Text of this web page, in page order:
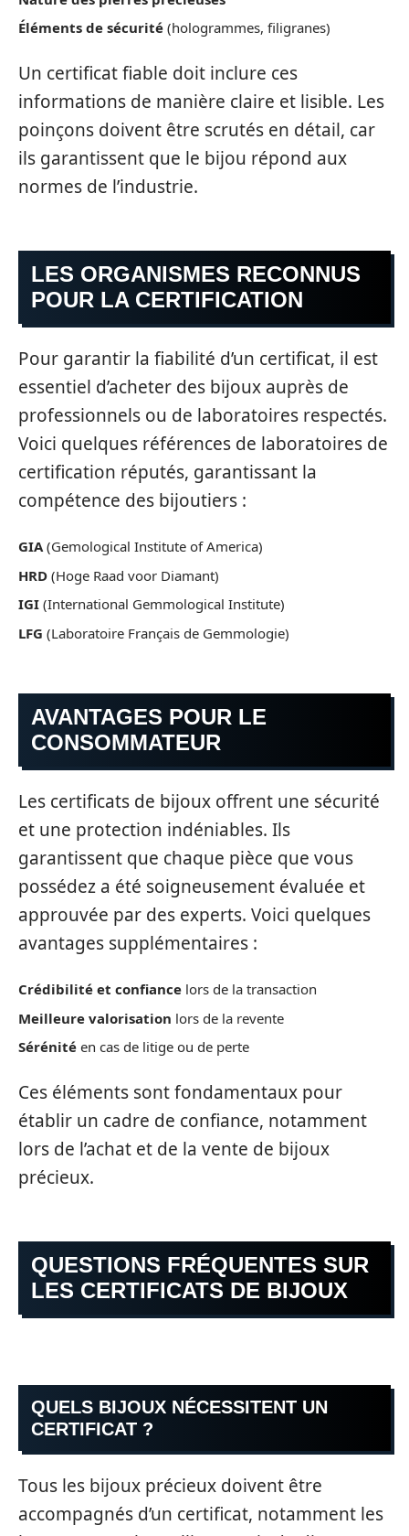
Éléments de sécurité (hologrammes, filigranes)
Un certificat fiable doit inclure ces
informations de manière claire et lisible. Les
poinçons doivent être scrutés en détail, car
ils garantissent que le bijou répond aux
normes de l’industrie.
LES ORGANISMES RECONNUS
POUR LA CERTIFICATION
Pour garantir la fiabilité d’un certificat, il est
essentiel d’acheter des bijoux auprès de
professionnels ou de laboratoires respectés.
Voici quelques références de laboratoires de
certification réputés, garantissant la
compétence des bijoutiers :
GIA(Gemological Institute of America)
HRD (Hoge Raad voor Diamant)
IGI (International Gemmological Institute)
LFG (Laboratoire Français de Gemmologie)
AVANTAGES POUR LE
CONSOMMATEUR
Les certificats de bijoux offrent une sécurité
et une protection indéniables. Ils
garantissent que chaque pièce que vous
possédez a été soigneusement évaluée et
approuvée par des experts. Voici quelques
avantages supplémentaires :
Crédibilité et confiance lors de la transaction
Meilleure valorisation lors de la revente
Sérénité en cas de litige ou de perte
Ces éléments sont fondamentaux pour
établir un cadre de confiance, notamment
lors de l’achat et de la vente de bijoux
précieux.
QUESTIONS FRÉQUENTES SUR
LES CERTIFICATS DE BIJOUX
QUELS BIJOUX NÉCESSITENT UN
CERTIFICAT ?
Tous les bijoux précieux doivent être
accompagnés d’un certificat, notamment les